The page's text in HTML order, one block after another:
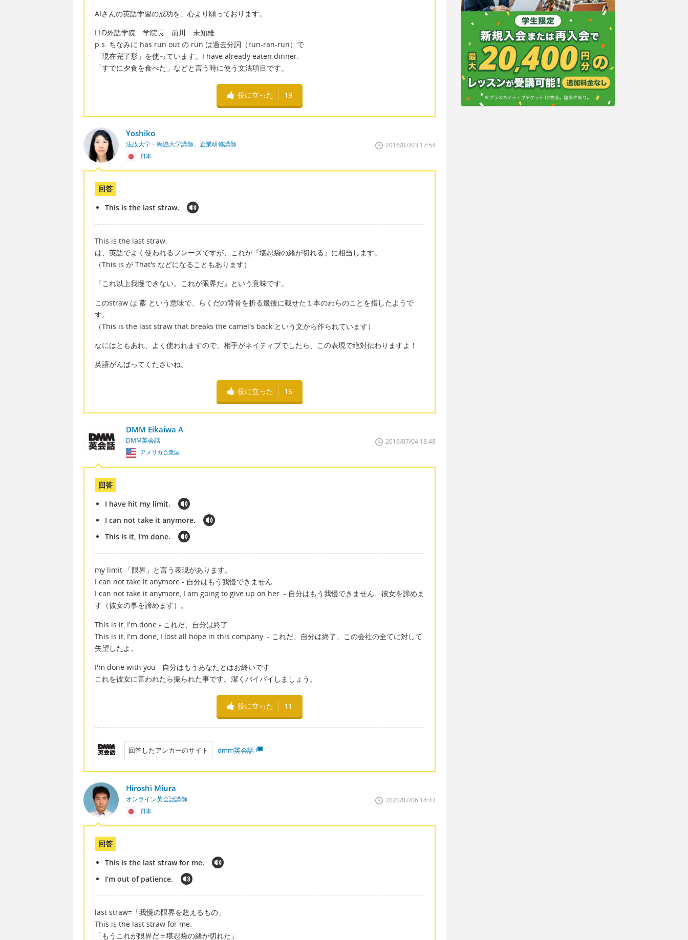
AIさんの英語学習の成功を、心より願っております。
LLD外語学院 学院長 前川 未知雄
p.s. ちなみに has run out の run は過去分詞（run-ran-run）で
「現在完了形」を使っています。I have already eaten dinner.
「すでに夕食を食べた」などと言う時に使う文法項目です。
役に立った 19
Yoshiko
法政大学・獨協大学講師、企業研修講師
日本
2016/07/03 17:54
回答
This is the last straw.
This is the last straw.
は、英語でよく使われるフレーズですが、これが『堪忍袋の緒が切れる』に相当します。
（This is が That's などになることもあります）
『これ以上我慢できない。これが限界だ』という意味です。
このstraw は 藁 という意味で、らくだの背骨を折る最後に載せた１本のわらのことを指したようで
す。
（This is the last straw that breaks the camel's back.という文から作られています）
なにはともあれ、よく使われますので、相手がネイティブでしたら、この表現で絶対伝わりますよ！
英語がんばってくださいね。
役に立った 16
DMM Eikaiwa A
DMM英会話
アメリカ合衆国
2016/07/04 18:48
回答
I have hit my limit.
I can not take it anymore.
This is it, I'm done.
my limit 「限界」と言う表現があります。
I can not take it anymore - 自分はもう我慢できません
I can not take it anymore, I am going to give up on her. - 自分はもう我慢できません、彼女を諦めま
す（彼女の事を諦めます）。
This is it, I'm done - これだ、自分は終了
This is it, I'm done, I lost all hope in this company. - これだ、自分は終了、この会社の全てに対して
失望したよ。
I'm done with you - 自分はもうあなたとはお終いです
これを彼女に言われたら振られた事です。潔くバイバイしましょう。
役に立った 11
回答したアンカーのサイト dmm英会話
Hiroshi Miura
オンライン英会話講師
日本
2020/07/06 14:43
回答
This is the last straw for me.
I’m out of patience.
last straw=「我慢の限界を超えるもの」
This is the last straw for me.
「もうこれが限界だ＝堪忍袋の緒が切れた」